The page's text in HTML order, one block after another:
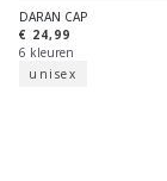
DARAN CAP
€ 24,99
6 kleuren
unisex